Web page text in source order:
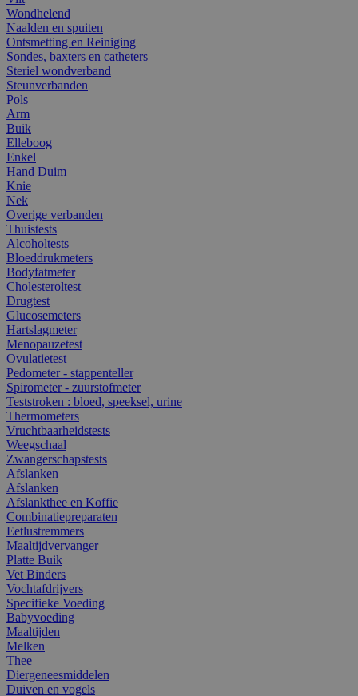
Wondhelend
Naalden en spuiten
Ontsmetting en Reiniging
Sondes, baxters en catheters
Steriel wondverband
Steunverbanden
Pols
Arm
Buik
Elleboog
Enkel
Hand Duim
Knie
Nek
Overige verbanden
Thuistests
Alcoholtests
Bloeddrukmeters
Bodyfatmeter
Cholesteroltest
Drugtest
Glucosemeters
Hartslagmeter
Menopauzetest
Ovulatietest
Pedometer - stappenteller
Spirometer - zuurstofmeter
Teststroken : bloed, speeksel, urine
Thermometers
Vruchtbaarheidstests
Weegschaal
Zwangerschapstests
Afslanken
Afslanken
Afslankthee en Koffie
Combinatiepreparaten
Eetlustremmers
Maaltijdvervanger
Platte Buik
Vet Binders
Vochtafdrijvers
Specifieke Voeding
Babyvoeding
Maaltijden
Melken
Thee
Diergeneesmiddelen
Duiven en vogels